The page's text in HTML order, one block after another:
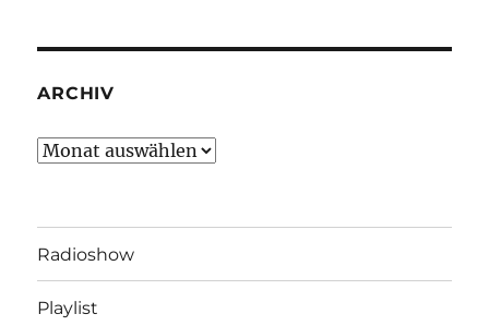
ARCHIV
Archiv
Radioshow
Playlist